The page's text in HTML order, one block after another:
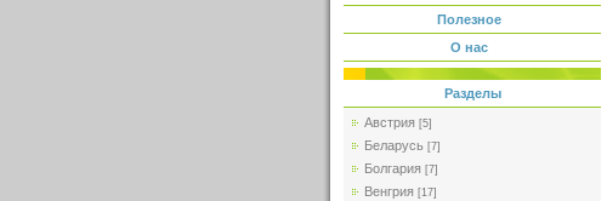
Полезное
О нас
Разделы
Австрия [5]
Беларусь [7]
Болгария [7]
Венгрия [17]